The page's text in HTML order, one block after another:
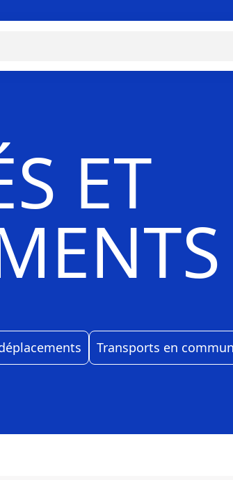
ET
Transports en commun